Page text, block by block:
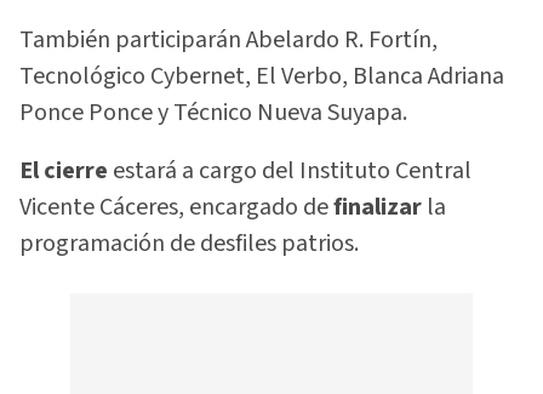
También participarán Abelardo R. Fortín,
Tecnológico Cybernet, El Verbo, Blanca Adriana
Ponce Ponce y Técnico Nueva Suyapa.
El cierre estará a cargo del Instituto Central
Vicente Cáceres, encargado definalizar la
programación de desfiles patrios.